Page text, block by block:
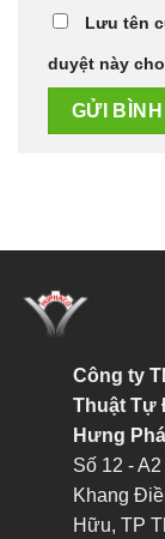
Lưu tên
duyệt này
Công ty
Thuật Tự
Hưng
Số 12 -
Khang
Hữu, TP